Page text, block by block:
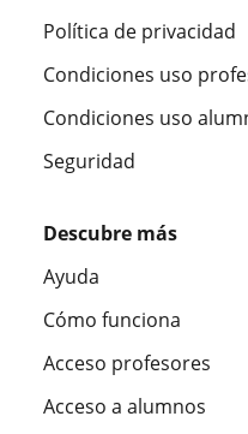
Política de privacidad
Condiciones uso
Condiciones uso
Seguridad
Descubre más
Ayuda
Cómo funciona
Acceso profesores
Acceso a alumnos